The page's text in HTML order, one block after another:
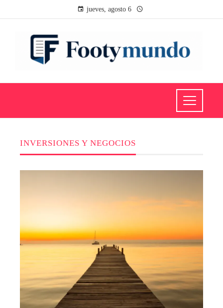
jueves, agosto 6
INVERSIONES Y NEGOCIOS